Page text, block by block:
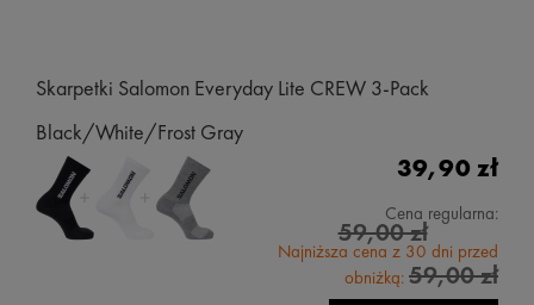
Skarpetki Salomon Everyday Lite CREW 3-Pack
Black/White/Frost Gray
39,90 zł
Cena regularna:
59,00 zł
Najniższa cena z 30 dni przed
obniżką: 59,00 zł